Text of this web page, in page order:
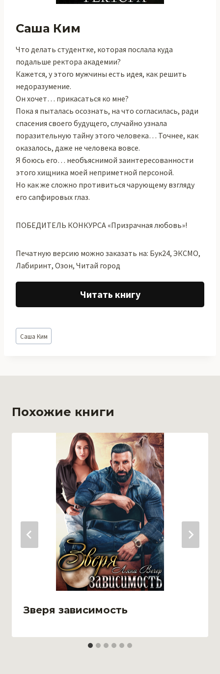
Саша Ким
Что делать студентке, которая послала куда
подальше ректора академии?
Кажется, у этого мужчины есть идея, как решить
недоразумение.
Он хочет… прикасаться ко мне?
Пока я пыталась осознать, на что согласилась, ради
спасения своего будущего, случайно узнала
поразительную тайну этого человека… Точнее, как
оказалось, даже не человека вовсе.
Я боюсь его… необъяснимой заинтересованности
этого хищника моей неприметной персоной.
Но как же сложно противиться чарующему взгляду
его сапфировых глаз.
ПОБЕДИТЕЛЬ КОНКУРСА «Призрачная любовь»!
Печатную версию можно заказать на: Бук24, ЭКСМО,
Лабиринт, Озон, Читай город
Читать книгу
Метки
записи:
Саша Ким
Похожие книги
Зверя зависимость